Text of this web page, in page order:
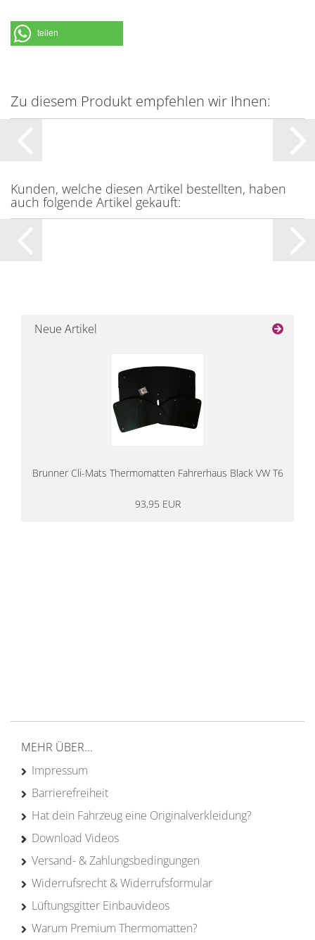
teilen
Zu diesem Produkt empfehlen wir Ihnen:
Kunden, welche diesen Artikel bestellten, haben
auch folgende Artikel gekauft:
Neue Artikel
Brunner Cli-Mats Thermomatten Fahrerhaus Black VW T6
93,95 EUR
MEHR ÜBER...
Impressum
Barrierefreiheit
Hat dein Fahrzeug eine Originalverkleidung?
Download Videos
Versand- & Zahlungsbedingungen
Widerrufsrecht & Widerrufsformular
Lüftungsgitter Einbauvideos
Warum Premium Thermomatten?